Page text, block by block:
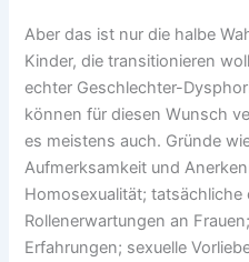
Aber das ist nur die halbe
Kinder, die transitionieren
echter Geschlechter-
können für diesen Wunsch
es meistens auch. Gründe
Aufmerksamkeit und
Homosexualität; tatsächliche
Rollenerwartungen an
Erfahrungen; sexuelle